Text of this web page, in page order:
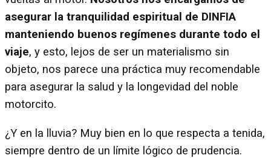
asegurar la tranquilidad espiritual de DINFIA
manteniendo buenos regímenes durante todo el
viaje, y esto, lejos de ser un materialismo sin
objeto, nos parece una práctica muy recomendable
para asegurar la salud y la longevidad del noble
motorcito.
¿Y en la lluvia? Muy bien en lo que respecta a tenida,
siempre dentro de un límite lógico de prudencia.